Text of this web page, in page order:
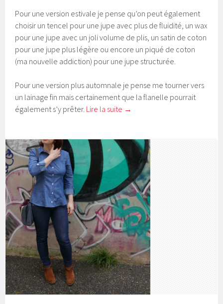
Pour une version estivale je pense qu’on peut également
choisir un tencel pour une jupe avec plus de fluidité, un wax
pour une jupe avec un joli volume de plis, un satin de coton
pour une jupe plus légère ou encore un piqué de coton
(ma nouvelle addiction) pour une jupe structurée.
Pour une version plus automnale je pense me tourner vers
un lainage fin mais certainement que la flanelle pourrait
également s’y prêter. Lire la suite →